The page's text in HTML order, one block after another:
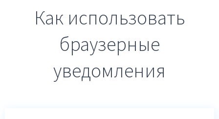
Как использовать
браузерные
уведомления